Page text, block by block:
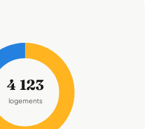
4 123
logements